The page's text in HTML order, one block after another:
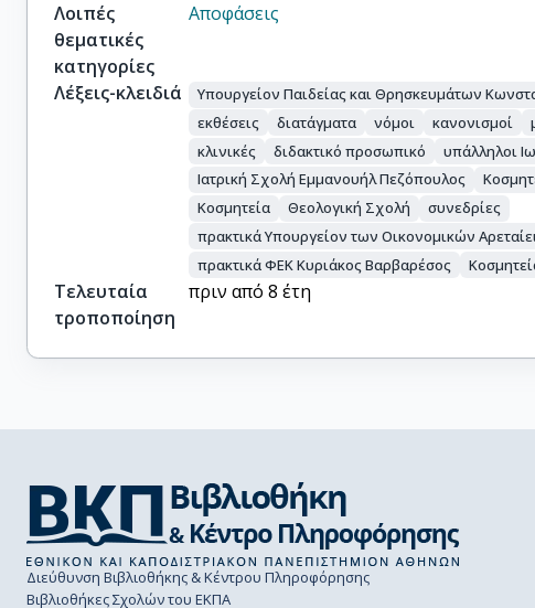
Λοιπές
θεματικές
κατηγορίες
Αποφάσεις
Λέξεις-κλειδιά Υπουργείον Παιδείας και Θρησκευμάτων
εκθέσεις
διατάγματα νόμοι κανονισμοί
κλινικές
διδακτικό προσωπικό υπάλληλοι
Ιατρική Σχολή Εμμανουήλ Πεζόπουλος
Κοσμητεία
Θεολογική Σχολή
συνεδρίες
πρακτικά Υπουργείον των Οικονομικών
πρακτικά ΦΕΚ Κυριάκος Βαρβαρέσος
Τελευταία
τροποποίηση
πριν από 8 έτη
Διεύθυνση Βιβλιοθήκης & Κέντρου Πληροφόρησης
Βιβλιοθήκες Σχολών του ΕΚΠΑ